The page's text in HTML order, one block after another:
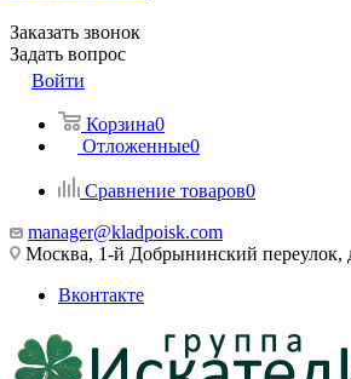
Заказать звонок
Задать вопрос
Войти
Корзина0
Отложенные0
Сравнение товаров0
manager@kladpoisk.com
Москва, 1-й Добрынинский переулок,
Вконтакте